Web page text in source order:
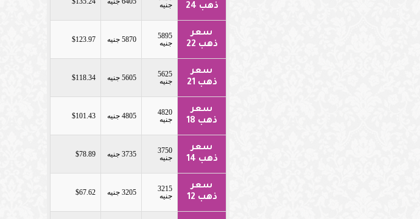
ذهب 24
جنيه
سعر
ذهب 22
5895
جنيه
5870 جنيه $123.97
سعر
ذهب 21
5625
جنيه
5605 جنيه $118.34
سعر
ذهب 18
4820
جنيه
4805 جنيه $101.43
سعر
ذهب 14
3750
جنيه
3735 جنيه $78.89
سعر
ذهب 12
3215
جنيه
3205 جنيه $67.62